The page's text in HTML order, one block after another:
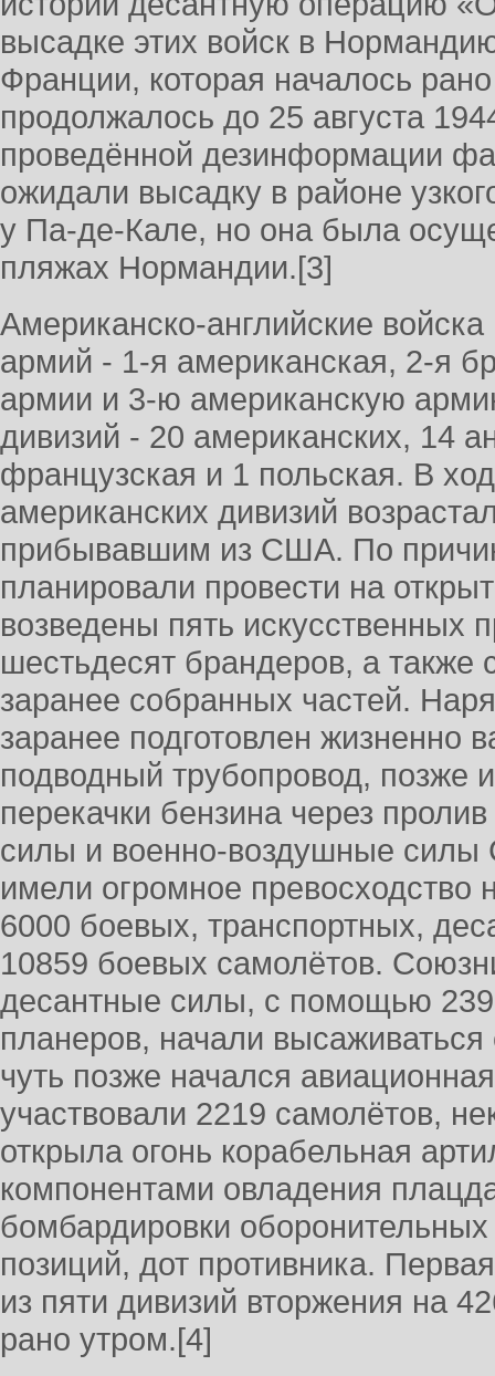
высадке этих войск в
Франции, которая началось
продолжалось до 25 августа
проведённой дезинформации
ожидали высадку в районе
у Па-де-Кале, но она была
пляжах Нормандии.[3]
Американско-английские
армий - 1-я американская, 2-я
армии и 3-ю американскую
дивизий - 20 американских, 14
французская и 1 польская. В
американских дивизий
прибывавшим из США. По
планировали провести на
возведены пять искусственных
шестьдесят брандеров, а также
заранее собранных частей.
заранее подготовлен жизненно
подводный трубопровод, позже
перекачки бензина через
силы и военно-воздушные
имели огромное превосходство
6000 боевых, транспортных,
10859 боевых самолётов.
десантные силы, с помощью
планеров, начали
чуть позже начался
участвовали 2219 самолётов,
открыла огонь корабельная
компонентами овладения
бомбардировки
позиций, дот противника.
из пяти дивизий вторжения на
рано утром.[4]